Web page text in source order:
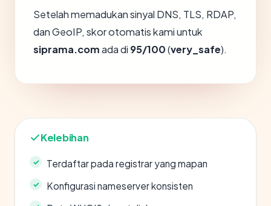
Setelah memadukan sinyal DNS, TLS, RDAP,
dan GeoIP, skor otomatis kami untuk
siprama.comada di 95/100(very_safe).
Kelebihan
Terdaftar pada registrar yang mapan
Konfigurasi nameserver konsisten